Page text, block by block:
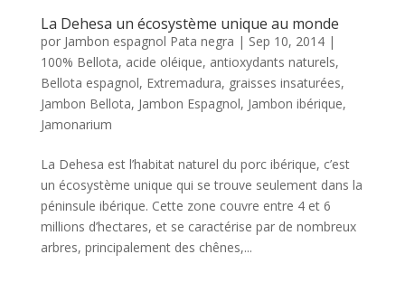
La Dehesa un écosystème unique au monde
por Jambon espagnol Pata negra | Sep 10, 2014|
100% Bellota, acide oléique, antioxydants naturels,
Bellota espagnol, Extremadura, graisses insaturées,
Jambon Bellota, Jambon Espagnol, Jambon ibérique,
Jamonarium
La Dehesa est l’habitat naturel du porc ibérique, c’est
un écosystème unique qui se trouve seulement dans la
péninsule ibérique. Cette zone couvre entre 4 et 6
millions d’hectares, et se caractérise par de nombreux
arbres, principalement des chênes,...